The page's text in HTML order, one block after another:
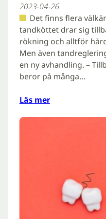
2023-04-26
Det finns flera
tandköttet drar sig
rökning och alltför
Men även
en ny avhandling. –
beror på många…
Läs mer